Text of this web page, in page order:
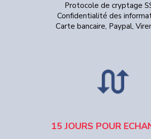
Protocole de cryptage
Confidentialité des
Carte bancaire, Paypal,
15 JOURS POUR